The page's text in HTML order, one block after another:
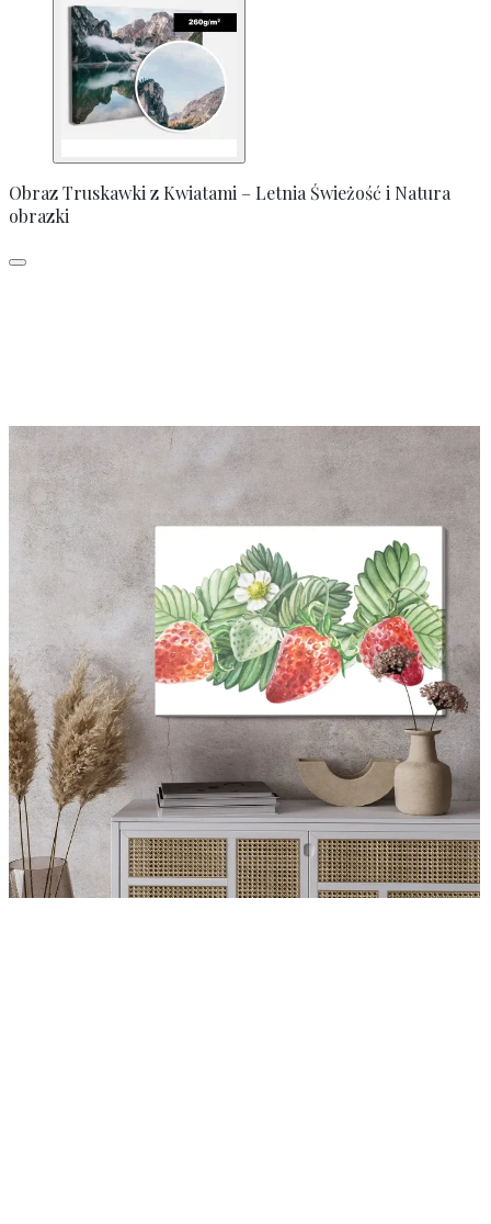
Obraz Truskawki z Kwiatami – Letnia Świeżość i Natura
obrazki